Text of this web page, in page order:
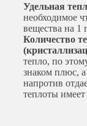
Удельная
необходимое
вещества на 1
Количество
тепло, по
знаком плюс,
напротив
теплоты имеет